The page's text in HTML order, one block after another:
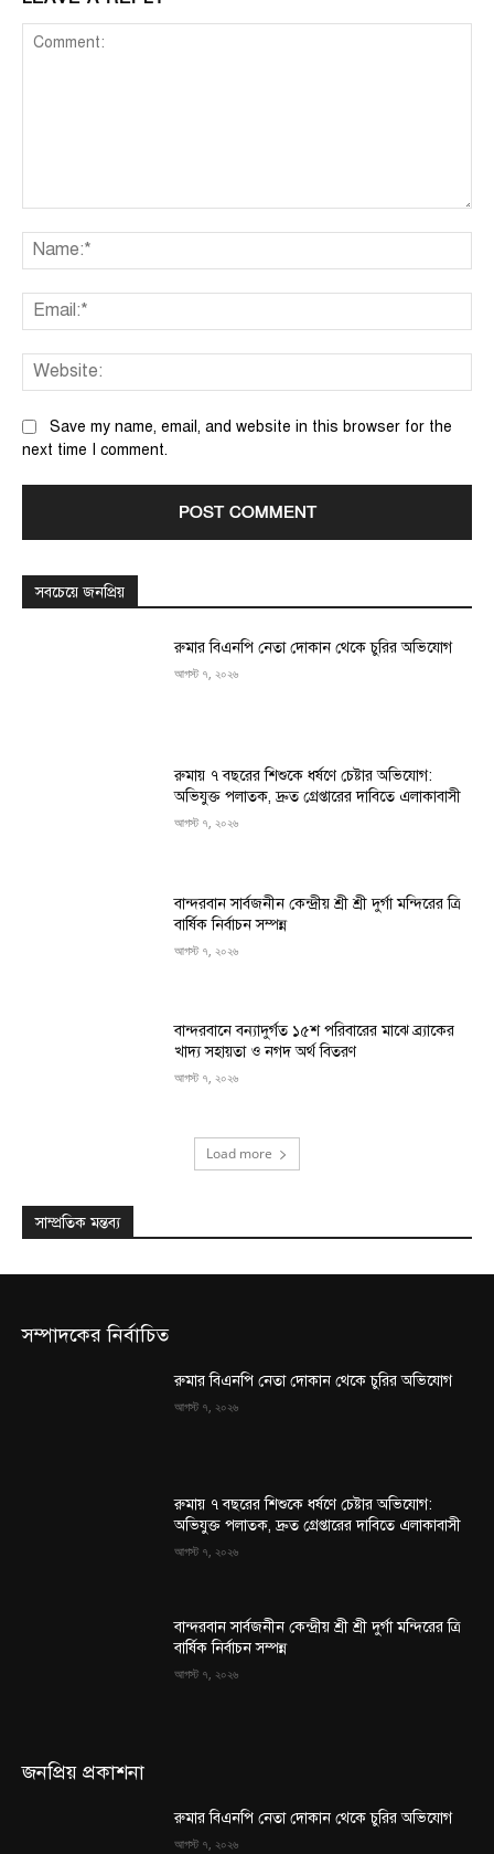
Save my name, email, and website in this browser for the
next time I comment.
সবচেয়ে জনপ্রিয়
রুমার বিএনপি নেতা দোকান থেকে চুরির অভিযোগ
আগস্ট ৭, ২০২৬
রুমায় ৭ বছরের শিশুকে ধর্ষণে চেষ্টার অভিযোগ:
অভিযুক্ত পলাতক, দ্রুত গ্রেপ্তারের দাবিতে এলাকাবাসী
আগস্ট ৭, ২০২৬
বান্দরবান সার্বজনীন কেন্দ্রীয় শ্রী শ্রী দুর্গা মন্দিরের ত্রি
বার্ষিক নির্বাচন সম্পন্ন
আগস্ট ৭, ২০২৬
বান্দরবানে বন্যাদুর্গত ১৫শ পরিবারের মাঝে ব্র্যাকের
খাদ্য সহায়তা ও নগদ অর্থ বিতরণ
আগস্ট ৭, ২০২৬
Load more
সাম্প্রতিক মন্তব্য
সম্পাদকের নির্বাচিত
রুমার বিএনপি নেতা দোকান থেকে চুরির অভিযোগ
আগস্ট ৭, ২০২৬
রুমায় ৭ বছরের শিশুকে ধর্ষণে চেষ্টার অভিযোগ:
অভিযুক্ত পলাতক, দ্রুত গ্রেপ্তারের দাবিতে এলাকাবাসী
আগস্ট ৭, ২০২৬
বান্দরবান সার্বজনীন কেন্দ্রীয় শ্রী শ্রী দুর্গা মন্দিরের ত্রি
বার্ষিক নির্বাচন সম্পন্ন
আগস্ট ৭, ২০২৬
জনপ্রিয় প্রকাশনা
রুমার বিএনপি নেতা দোকান থেকে চুরির অভিযোগ
আগস্ট ৭, ২০২৬